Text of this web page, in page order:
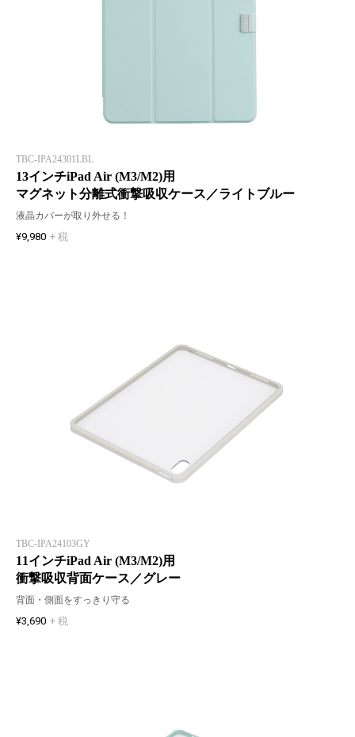
TBC-IPA24301LBL
13インチiPad Air (M3/M2)用
マグネット分離式衝撃吸収ケース／ライトブルー
液晶カバーが取り外せる！
¥9,980 + 税
TBC-IPA24103GY
11インチiPad Air (M3/M2)用
衝撃吸収背面ケース／グレー
背面・側面をすっきり守る
¥3,690 + 税